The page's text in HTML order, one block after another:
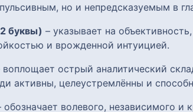
но и непредсказуемым в
буквы) – указывает на
и врожденной интуицией.
воплощает острый аналитический
активны, целеустремлённы и
обозначает волевого, независимого и